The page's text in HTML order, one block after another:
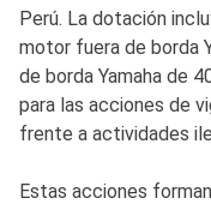
Perú. La dotación
motor fuera de borda
de borda Yamaha de
para las acciones de
frente a actividades
Estas acciones